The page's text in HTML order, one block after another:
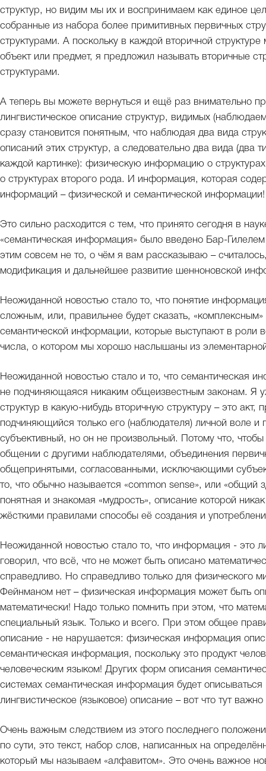
структур, но видим мы их и воспринимаем как единое
собранные из набора более примитивных первичных
структурами. А поскольку в каждой вторичной
объект или предмет, я предложил называть вторичные
структурами.
А теперь вы можете вернуться и ещё раз внимательно
лингвистическое описание структур, видимых
сразу становится понятным, что наблюдая два вида
описаний этих структур, а следовательно два вида (два
каждой картинке): физическую информацию о
о структурах второго рода. И информация, которая
информаций – физической и семантической информации!
Это сильно расходится с тем, что принято сегодня в
«семантическая информация» было введено Бар-
этим совсем не то, о чём я вам рассказываю –
модификация и дальнейшее развитие шенноновской
Неожиданной новостью стало то, что понятие
сложным, или, правильнее будет сказать,
семантической информации, которые выступают в роли
числа, о котором мы хорошо наслышаны из
Неожиданной новостью стало и то, что семантическая
не подчиняющаяся никаким общеизвестным законам. Я
структур в какую-нибудь вторичную структуру – это
подчиняющийся только его (наблюдателя) личной воле и
субъективный, но он не произвольный. Потому что,
общении с другими наблюдателями, объединения
общепринятыми, согласованными, исключающими
то, что обычно называется «common sense», или
понятная и знакомая «мудрость», описание которой
жёсткими правилами способы её создания и
Неожиданной новостью стало то, что информация - это
говорил, что всё, что не может быть описано
справедливо. Но справедливо только для физического
Фейнманом нет – физическая информация может быть
математически! Надо только помнить при этом, что
специальный язык. Только и всего. При этом общее
описание - не нарушается: физическая информация
семантическая информация, поскольку это продукт
человеческим языком! Других форм описания
системах семантическая информация будет описываться
лингвистическое (языковое) описание – вот что тут важно
Очень важным следствием из этого последнего
по сути, это текст, набор слов, написанных на
который мы называем «алфавитом». Это очень важное